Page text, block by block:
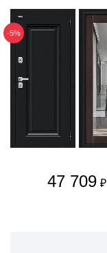
-5%
47 709 ₽